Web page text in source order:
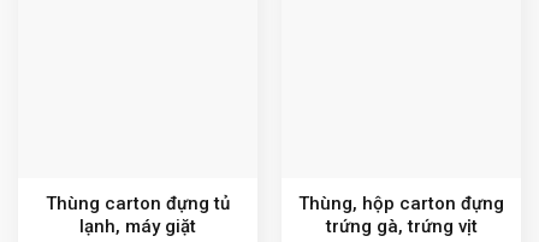
Thùng carton đựng tủ
lạnh, máy giặt
Thùng, hộp carton đựng
trứng gà, trứng vịt